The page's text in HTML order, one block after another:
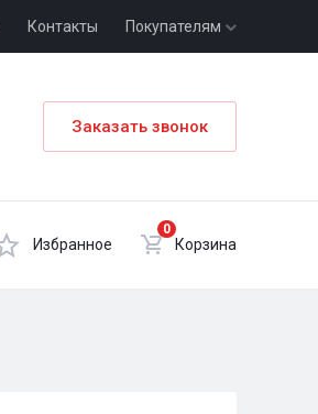
Контакты Покупателям
Заказать звонок
Избранное
0
Корзина